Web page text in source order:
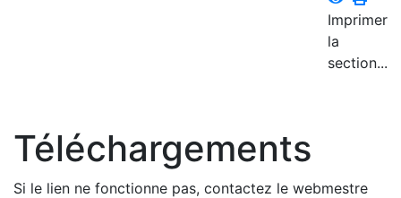
Imprimer
la
section...
Téléchargements
Si le lien ne fonctionne pas, contactez le webmestre